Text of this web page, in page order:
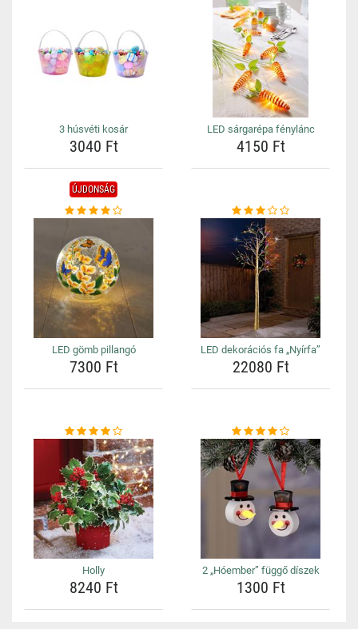
3 húsvéti kosár
3040 Ft
LED sárgarépa fénylánc
4150 Ft
ÚJDONSÁG
LED gömb pillangó
7300 Ft
LED dekorációs fa „Nyírfa”
22080 Ft
Holly
8240 Ft
2 „Hóember” függő díszek
1300 Ft